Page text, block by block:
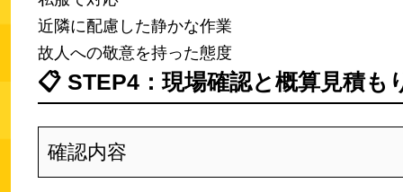
近隣に配慮した静かな作業
故人への敬意を持った態度
📋 STEP4：現場確認と概算見積も
確認内容